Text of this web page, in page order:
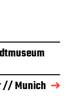
// Munich